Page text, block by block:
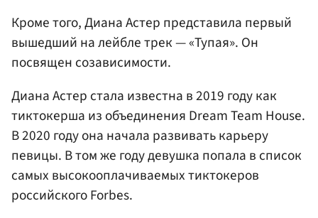
Кроме того, Диана Астер представила первый
вышедший на лейбле трек — «Тупая». Он
посвящен созависимости.
Диана Астер стала известна в 2019 году как
тиктокерша из объединения Dream Team House.
В 2020 году она начала развивать карьеру
певицы. В том же году девушка попала в список
самых высокооплачиваемых тиктокеров
российского Forbes.